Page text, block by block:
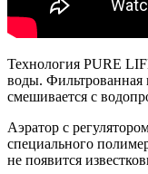
Технология PURE
воды. Фильтрованная
смешивается с
Аэратор с
специального
не появится